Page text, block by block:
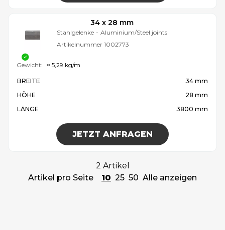
34 x 28 mm
Stahlgelenke - Aluminium/Steel joints
Artikelnummer 1002773
BREITE
34 mm
HÖHE
28 mm
LÄNGE
3800 mm
JETZT ANFRAGEN
Gewicht: ≈ 5,29 kg/m
2 Artikel
Artikel pro Seite
10 25 50 Alle anzeigen